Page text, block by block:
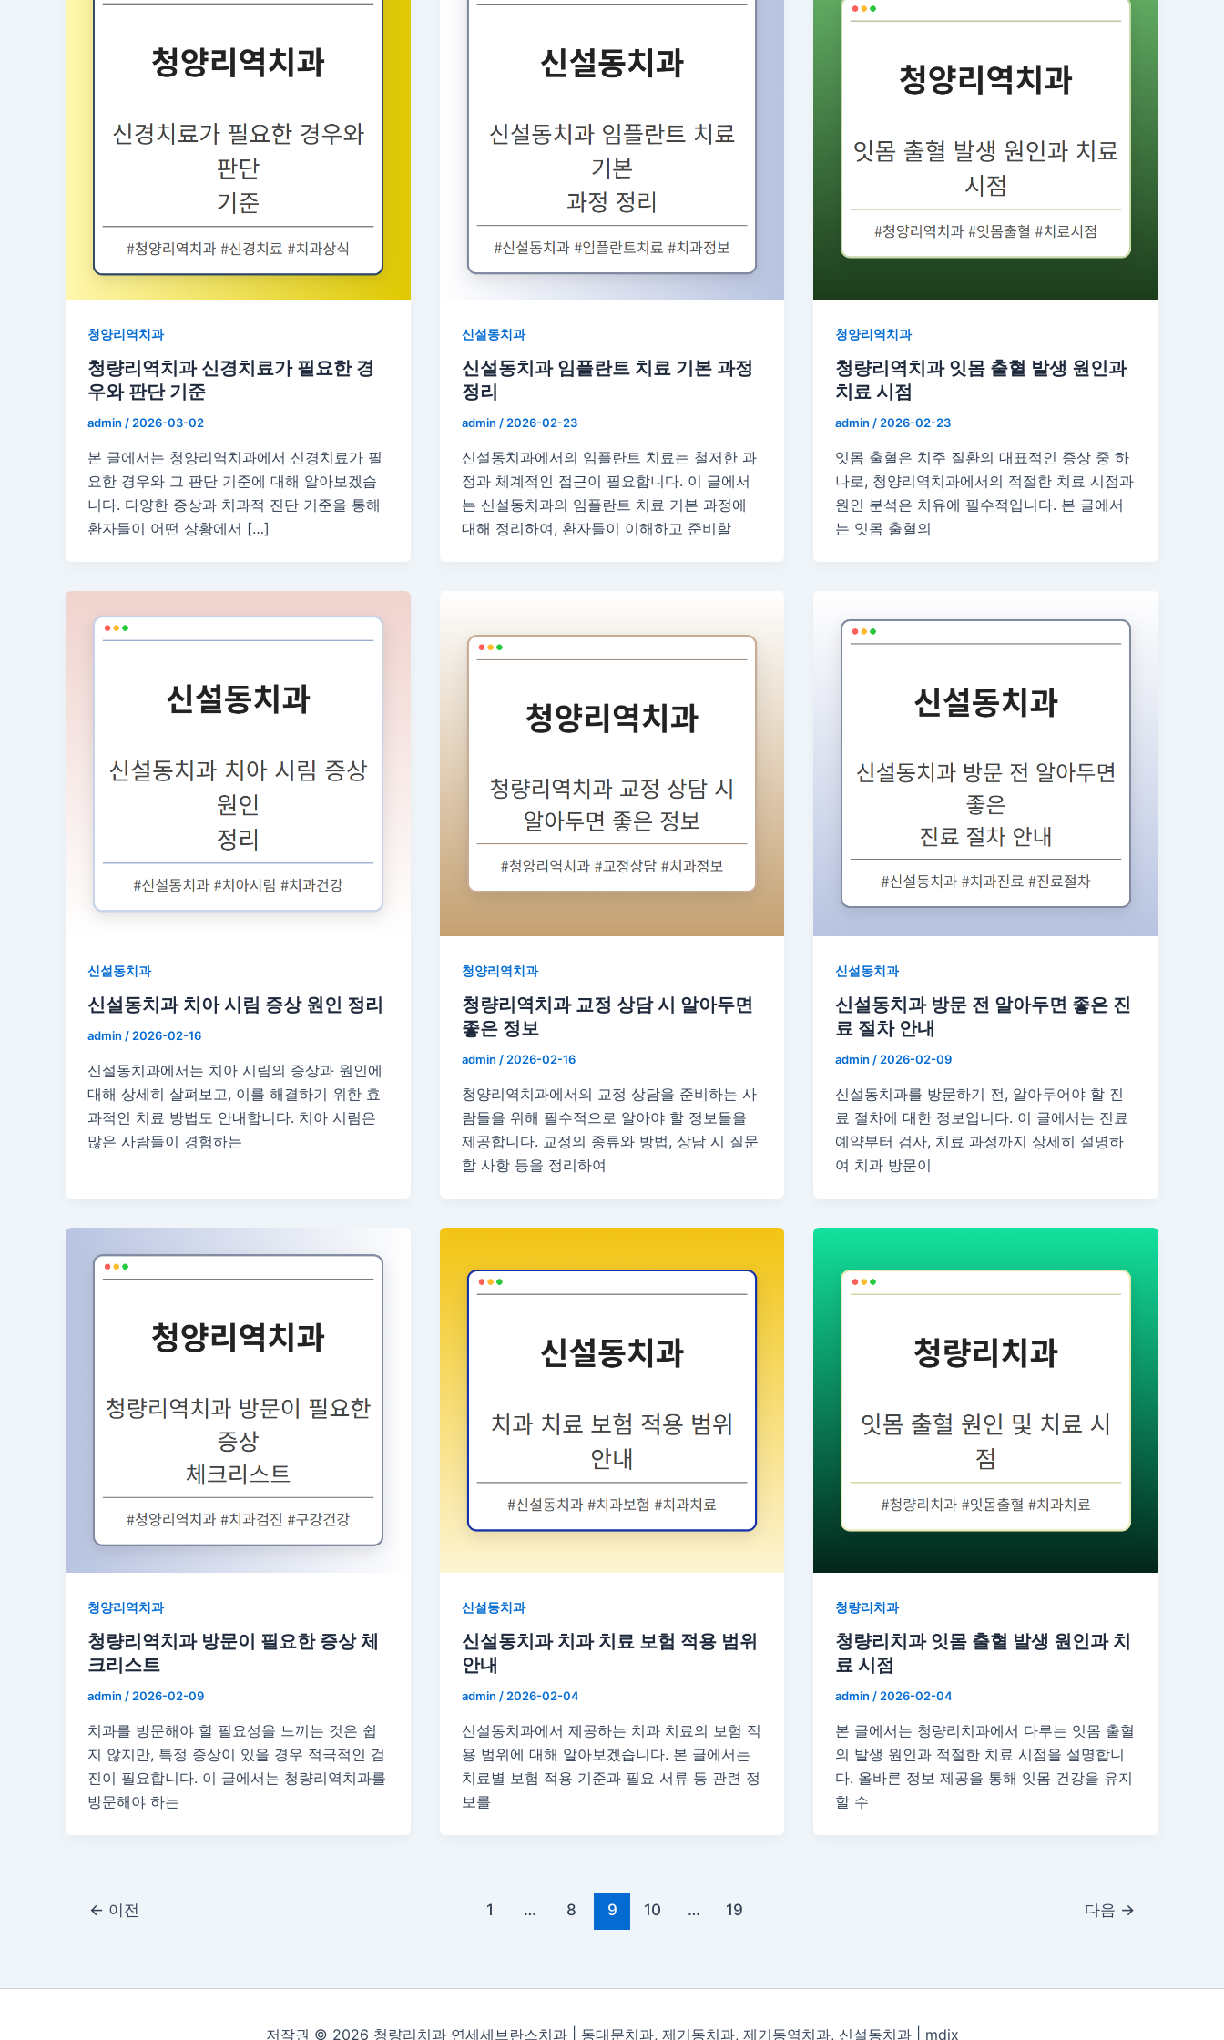
청양리역치과
청량리역치과 신경치료가 필요한 경
우와 판단 기준
admin /2026-03-02
본 글에서는 청양리역치과에서 신경치료가 필
요한 경우와 그 판단 기준에 대해 알아보겠습
니다. 다양한 증상과 치과적 진단 기준을 통해
환자들이 어떤 상황에서 […]
신설동치과
신설동치과 임플란트 치료 기본 과정
정리
admin /2026-02-23
신설동치과에서의 임플란트 치료는 철저한 과
정과 체계적인 접근이 필요합니다. 이 글에서
는 신설동치과의 임플란트 치료 기본 과정에
대해 정리하여, 환자들이 이해하고 준비할
청양리역치과
청량리역치과 잇몸 출혈 발생 원인과
치료 시점
admin/2026-02-23
잇몸 출혈은 치주 질환의 대표적인 증상 중 하
나로, 청양리역치과에서의 적절한 치료 시점과
원인 분석은 치유에 필수적입니다. 본 글에서
는 잇몸 출혈의
신설동치과
신설동치과 치아 시림 증상 원인 정리
admin /2026-02-16
신설동치과에서는 치아 시림의 증상과 원인에
대해 상세히 살펴보고, 이를 해결하기 위한 효
과적인 치료 방법도 안내합니다. 치아 시림은
많은 사람들이 경험하는
청양리역치과
청량리역치과 교정 상담 시 알아두면
좋은 정보
admin /2026-02-16
청양리역치과에서의 교정 상담을 준비하는 사
람들을 위해 필수적으로 알아야 할 정보들을
제공합니다. 교정의 종류와 방법, 상담 시 질문
할 사항 등을 정리하여
신설동치과
신설동치과 방문 전 알아두면 좋은 진
료 절차 안내
admin/2026-02-09
신설동치과를 방문하기 전, 알아두어야 할 진
료 절차에 대한 정보입니다. 이 글에서는 진료
예약부터 검사, 치료 과정까지 상세히 설명하
여 치과 방문이
청양리역치과
청량리역치과 방문이 필요한 증상 체
크리스트
admin /2026-02-09
치과를 방문해야 할 필요성을 느끼는 것은 쉽
지 않지만, 특정 증상이 있을 경우 적극적인 검
진이 필요합니다. 이 글에서는 청량리역치과를
방문해야 하는
신설동치과
신설동치과 치과 치료 보험 적용 범위
안내
admin /2026-02-04
신설동치과에서 제공하는 치과 치료의 보험 적
용 범위에 대해 알아보겠습니다. 본 글에서는
치료별 보험 적용 기준과 필요 서류 등 관련 정
보를
청량리치과
청량리치과 잇몸 출혈 발생 원인과 치
료 시점
admin/2026-02-04
본 글에서는 청량리치과에서 다루는 잇몸 출혈
의 발생 원인과 적절한 치료 시점을 설명합니
다. 올바른 정보 제공을 통해 잇몸 건강을 유지
할 수
← 이전 1 … 8 9 10 … 19 다음 →
저작권 © 2026 청량리치과 연세세브란스치과 | 동대문치과, 제기동치과, 제기동역치과, 신설동치과 | mdix